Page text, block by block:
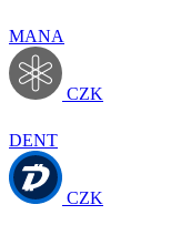
MANA
CZK
DENT
CZK